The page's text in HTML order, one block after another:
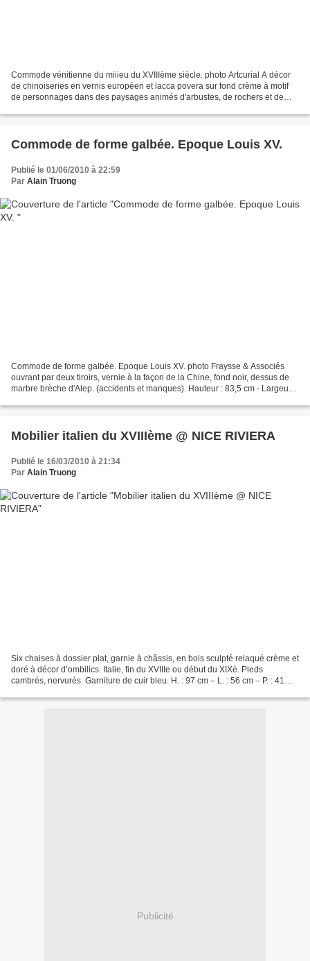
Commode vénitienne du miiieu du XVIIIème siècle. photo Artcurial A décor
de chinoiseries en vernis européen et lacca povera sur fond crème à motif
de personnages dans des paysages animés d'arbustes, de rochers et de
Commode de forme galbée. Epoque Louis XV.
Publié le 01/06/2010 à 22:59
Par Alain Truong
Commode de forme galbée. Epoque Louis XV. photo Fraysse & Associés
ouvrant par deux tiroirs, vernie à la façon de la Chine, fond noir, dessus de
marbre brèche d'Alep. (accidents et manques). Hauteur : 83,5 cm - Largeur :
Mobilier italien du XVIIIème @ NICE RIVIERA
Publié le 16/03/2010 à 21:34
Par Alain Truong
Six chaises à dossier plat, garnie à châssis, en bois sculpté relaqué crème et
doré à décor d’ombilics. Italie, fin du XVIIIe ou début du XIXè. Pieds
cambrés, nervurés. Garniture de cuir bleu. H. : 97 cm – L. : 56 cm – P. : 41
Publicité